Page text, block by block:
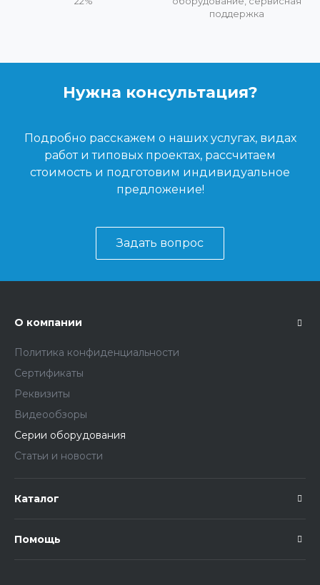
поддержка
Нужна консультация?
Подробно расскажем о наших услугах, видах
работ и типовых проектах, рассчитаем
стоимость и подготовим индивидуальное
предложение!
Задать вопрос
О компании
Политика конфиденциальности
Сертификаты
Реквизиты
Видеообзоры
Серии оборудования
Статьи и новости
Каталог
Помощь